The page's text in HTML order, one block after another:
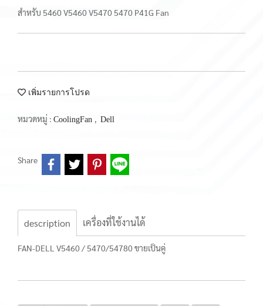
สำหรับ 5460 V5460 V5470 5470 P41G Fan
เพิ่มรายการโปรด
หมวดหมู่ : CoolingFan , Dell
Share
description เครื่องที่ใช้งานได้
FAN-DELL V5460 / 5470/54780 ขายเป็นคู่